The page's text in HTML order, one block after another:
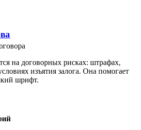
на договорных рисках: штрафах,
изъятия залога. Она помогает
шрифт.